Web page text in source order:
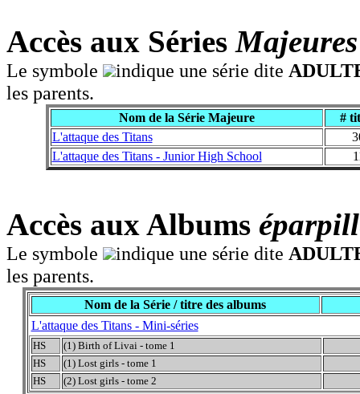
Accès aux Séries Majeures
Le symbole indique une série dite
les parents.
Nom de la Série Majeure
#
L'attaque des Titans
L'attaque des Titans - Junior High School
Accès aux Albums
Le symbole indique une série dite
les parents.
Nom de la Série / titre des albums
L'attaque des Titans - Mini-séries
HS
(1) Birth of Livai - tome 1
HS
(1) Lost girls - tome 1
HS
(2) Lost girls - tome 2